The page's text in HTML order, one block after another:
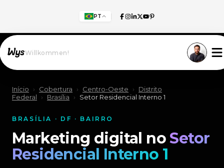
PT
Willkommen!
Início › Cobertura › Centro-Oeste ›
Distrito
Federal
› Brasília › Setor Residencial Interno 1
BRASÍLIA · DF · BAIRRO
Marketing digital noSetor
Residencial Interno 1